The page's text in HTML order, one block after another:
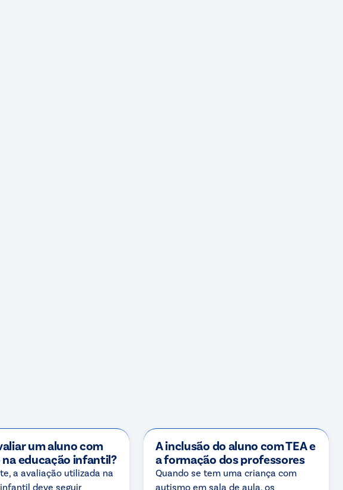
um aluno com
educação infantil?
a avaliação utilizada na
deve seguir
A inclusão do aluno com TEA e
a formação dos professores
Quando se tem uma criança com
autismo em sala de aula, os